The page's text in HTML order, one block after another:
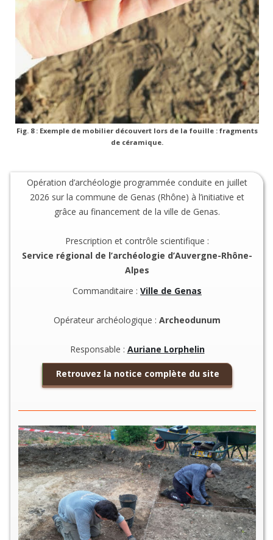
Fig. 8 : Exemple de mobilier découvert lors de la fouille : fragments
de céramique.
Opération d’archéologie programmée conduite en juillet
2026 sur la commune de Genas (Rhône) à l’initiative et
grâce au financement de la ville de Genas.
Prescription et contrôle scientifique :
Service régional de l’archéologie d’Auvergne-Rhône-
Alpes
Commanditaire : Ville de Genas
Opérateur archéologique : Archeodunum
Responsable : Auriane Lorphelin
Retrouvez la notice complète du site